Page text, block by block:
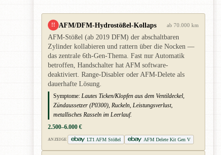
!! AFM/DFM-Hydrostößel-Kollaps ab 70.000 km
AFM-Stößel (ab 2019 DFM) der abschaltbaren
Zylinder kollabieren und rattern über die Nocken —
das zentrale 6th-Gen-Thema. Fast nur Automatik
betroffen, Handschalter hat AFM software-
deaktiviert. Range-Disabler oder AFM-Delete als
dauerhafte Lösung.
Symptome: Lautes Ticken/Klopfen aus dem Ventildeckel,
Zündaussetzer (P0300), Ruckeln, Leistungsverlust,
metallisches Rasseln im Leerlauf.
2.500–6.000 €
ANZEIGE LT1 AFM Stößel AFM Delete Kit Gen V